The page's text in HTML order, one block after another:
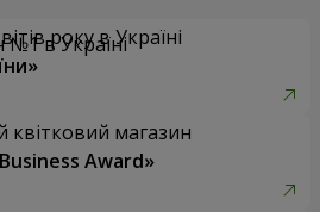
року в Україні
магазин
Award»